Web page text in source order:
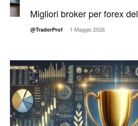
Migliori broker per forex
@TraderProf - 1 Maggio 2026